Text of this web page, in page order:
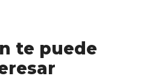
te puede